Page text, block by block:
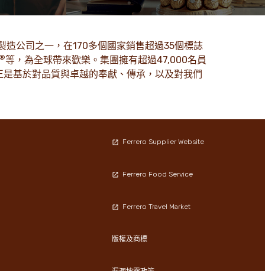
百萬人的喜愛。
了解更多
公司之一，在170多個國家銷售超過35個標誌
等，為全球帶來歡樂。集團擁有超過47,000名員
基於對品質與卓越的奉獻、傳承，以及對我們
Ferrero Supplier Website
Ferrero Food Service
Ferrero Travel Market
版權及商標